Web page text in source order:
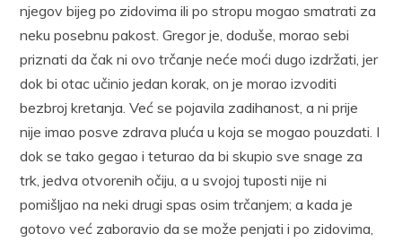
njegov bijeg po zidovima ili po stropu mogao smatrati za
neku posebnu pakost. Gregor je, doduše, morao sebi
priznati da čak ni ovo trčanje neće moći dugo izdržati, jer
dok bi otac učinio jedan korak, on je morao izvoditi
bezbroj kretanja. Već se pojavila zadihanost, a ni prije
nije imao posve zdrava pluća u koja se mogao pouzdati. I
dok se tako gegao i teturao da bi skupio sve snage za
trk, jedva otvorenih očiju, a u svojoj tuposti nije ni
pomišljao na neki drugi spas osim trčanjem; a kada je
gotovo već zaboravio da se može penjati i po zidovima,